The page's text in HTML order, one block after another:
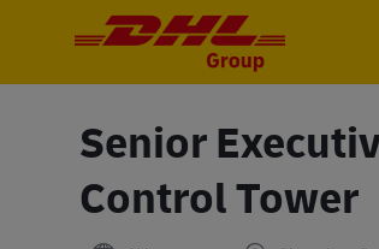
Senior
Control Tower